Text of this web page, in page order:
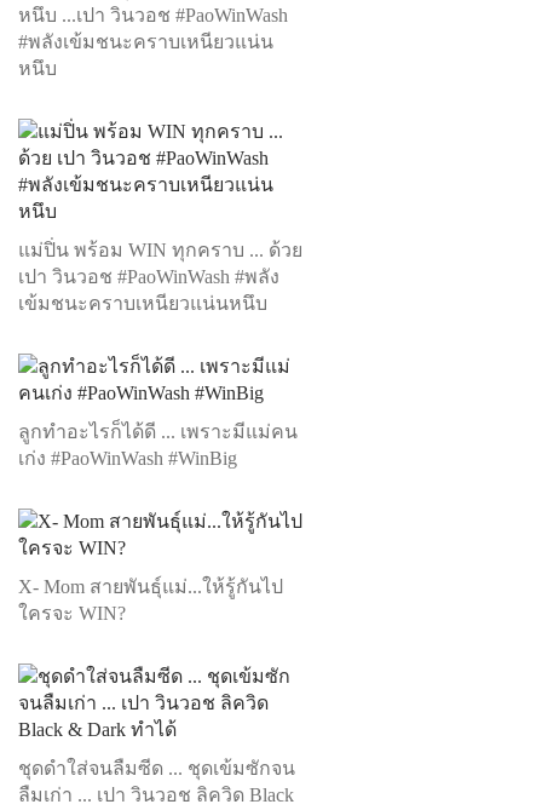
หนึบ ...เปา วินวอช #PaoWinWash
#พลังเข้มชนะคราบเหนียวแน่น
หนึบ
แม่ปิ่น พร้อม WIN ทุกคราบ ... ด้วย
เปา วินวอช #PaoWinWash #พลัง
เข้มชนะคราบเหนียวแน่นหนึบ
ลูกทำอะไรก็ได้ดี ... เพราะมีแม่คน
เก่ง #PaoWinWash #WinBig
X- Mom สายพันธุ์แม่...ให้รู้กันไป
ใครจะ WIN?
ชุดดำใส่จนลืมซีด ... ชุดเข้มซักจน
ลืมเก่า ... เปา วินวอช ลิควิด Black